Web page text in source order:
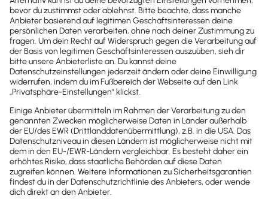
Dienstleistungsbranche
Künstliche Intelligenz für die Digitalisierung
nutzennche
Drucken / PDF speichern
Newsletter abonnieren
Passende Themen
Investitionen Digitalisierung KMU